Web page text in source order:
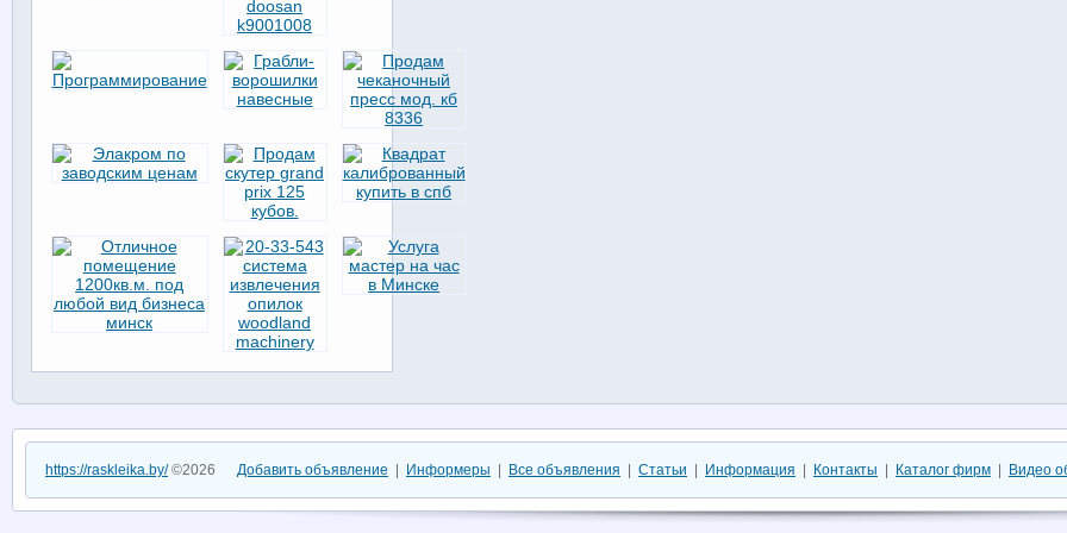
https://raskleika.by/©2026 Добавить объявление | Информеры | Все объявления | Статьи | Информация | Контакты | Каталог фирм | Видео